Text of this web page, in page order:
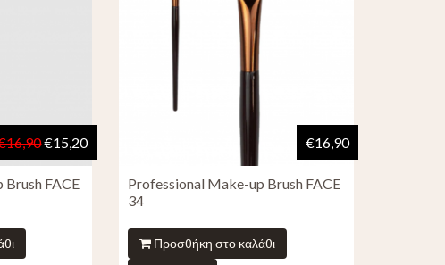
FACE
€15,20
Professional Make-up Brush FACE
34
€16,90
Προσθήκη στο καλάθι